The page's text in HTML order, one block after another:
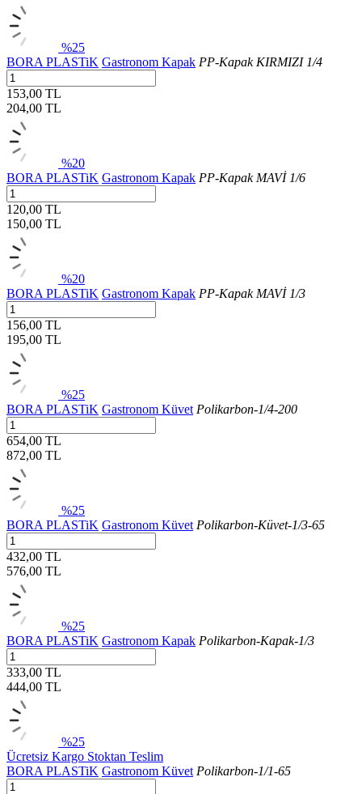
%25
BORA PLASTiK Gastronom Kapak PP-Kapak KIRMIZI 1/4
153,00 TL
204,00 TL
%20
BORA PLASTiK Gastronom Kapak PP-Kapak MAVİ 1/6
120,00 TL
150,00 TL
%20
BORA PLASTiK Gastronom Kapak PP-Kapak MAVİ 1/3
156,00 TL
195,00 TL
%25
BORA PLASTiK Gastronom Küvet Polikarbon-1/4-200
654,00 TL
872,00 TL
%25
BORA PLASTiK Gastronom Küvet Polikarbon-Küvet-1/3-65
432,00 TL
576,00 TL
%25
BORA PLASTiK Gastronom Kapak Polikarbon-Kapak-1/3
333,00 TL
444,00 TL
%25
Ücretsiz Kargo Stoktan Teslim
BORA PLASTiK Gastronom Küvet Polikarbon-1/1-65